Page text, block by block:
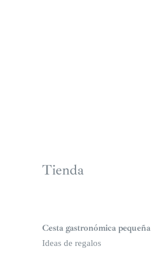
Tienda
Cesta gastronómica pequeña
Ideas de regalos